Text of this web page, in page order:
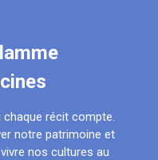
récit compte.
notre patrimoine et
nos cultures au